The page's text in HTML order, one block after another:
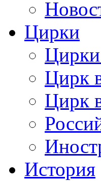
Цирки
Цирк
Цирк
История